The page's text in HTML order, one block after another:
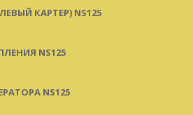
КАРТЕР) NS125
NS125
NS125